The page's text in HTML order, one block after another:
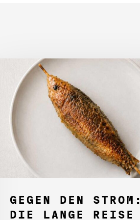
Strom:
lange
Reise
veganen
Steckerlfisches
GEGEN DEN STROM:
DIE LANGE REISE